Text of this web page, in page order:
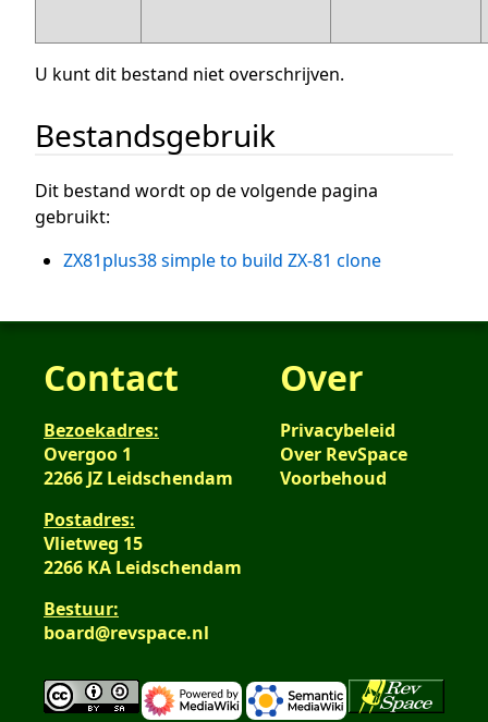
U kunt dit bestand niet overschrijven.
Bestandsgebruik
Dit bestand wordt op de volgende pagina
gebruikt:
ZX81plus38 simple to build ZX-81 clone
Contact
Bezoekadres:
Overgoo 1
2266 JZ Leidschendam
Postadres:
Vlietweg 15
2266 KA Leidschendam
Bestuur:
board@revspace.nl
Over
Privacybeleid
Over RevSpace
Voorbehoud